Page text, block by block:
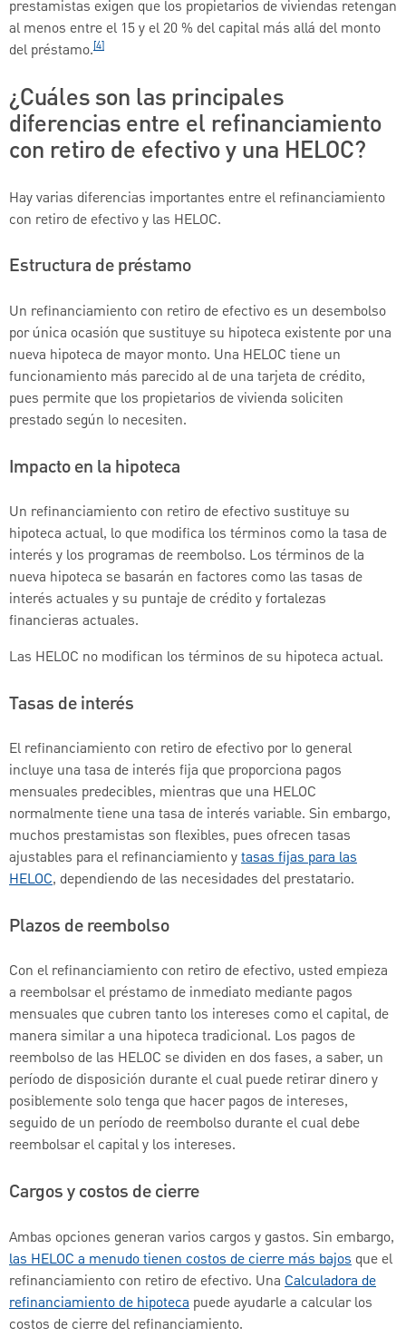
prestamistas exigen que los propietarios de viviendas retengan
al menos entre el 15 y el 20 % del capital más allá del monto
del préstamo.[4]
¿Cuáles son las principales
diferencias entre el refinanciamiento
con retiro de efectivo y una HELOC?
Hay varias diferencias importantes entre el refinanciamiento
con retiro de efectivo y las HELOC.
Estructura de préstamo
Un refinanciamiento con retiro de efectivo es un desembolso
por única ocasión que sustituye su hipoteca existente por una
nueva hipoteca de mayor monto. Una HELOC tiene un
funcionamiento más parecido al de una tarjeta de crédito,
pues permite que los propietarios de vivienda soliciten
prestado según lo necesiten.
Impacto en la hipoteca
Un refinanciamiento con retiro de efectivo sustituye su
hipoteca actual, lo que modifica los términos como la tasa de
interés y los programas de reembolso. Los términos de la
nueva hipoteca se basarán en factores como las tasas de
interés actuales y su puntaje de crédito y fortalezas
financieras actuales.
Las HELOC no modifican los términos de su hipoteca actual.
Tasas de interés
El refinanciamiento con retiro de efectivo por lo general
incluye una tasa de interés fija que proporciona pagos
mensuales predecibles, mientras que una HELOC
normalmente tiene una tasa de interés variable. Sin embargo,
muchos prestamistas son flexibles, pues ofrecen tasas
ajustables para el refinanciamiento ytasas fijas para las
HELOC, dependiendo de las necesidades del prestatario.
Plazos de reembolso
Con el refinanciamiento con retiro de efectivo, usted empieza
a reembolsar el préstamo de inmediato mediante pagos
mensuales que cubren tanto los intereses como el capital, de
manera similar a una hipoteca tradicional. Los pagos de
reembolso de las HELOC se dividen en dos fases, a saber, un
período de disposición durante el cual puede retirar dinero y
posiblemente solo tenga que hacer pagos de intereses,
seguido de un período de reembolso durante el cual debe
reembolsar el capital y los intereses.
Cargos y costos de cierre
Ambas opciones generan varios cargos y gastos. Sin embargo,
las HELOC a menudo tienen costos de cierre más bajos que el
refinanciamiento con retiro de efectivo. Una Calculadora de
refinanciamiento de hipoteca puede ayudarle a calcular los
costos de cierre del refinanciamiento.